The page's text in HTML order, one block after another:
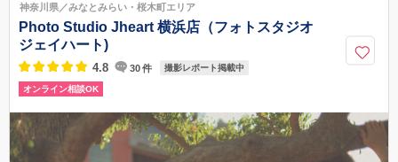
影町店）脇のエレベーターより2Fにお進みください
045-319-6790
神奈川県／みなとみらい・桜木町エリア
Photo Studio Jheart 横浜店（フォトスタジオ
ジェイハート)
4.8 30件 撮影レポート掲載中
オンライン相談OK